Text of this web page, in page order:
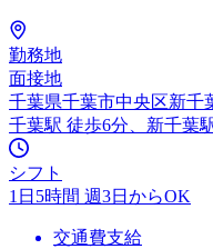
勤務地
面接地
千葉県千葉市中央区新千
千葉駅 徒歩6分、新千葉
シフト
1日5時間 週3日からOK
交通費支給